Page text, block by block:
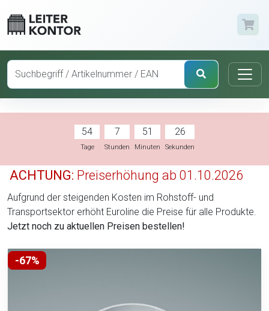
54
Tage
7
Stunden
51
Minuten
25
Sekunden
ACHTUNG: Preiserhöhung ab 01.10.2026
Aufgrund der steigenden Kosten im Rohstoff- und
Transportsektor erhöht Euroline die Preise für alle Produkte.
Jetzt noch zu aktuellen Preisen bestellen!
-67%